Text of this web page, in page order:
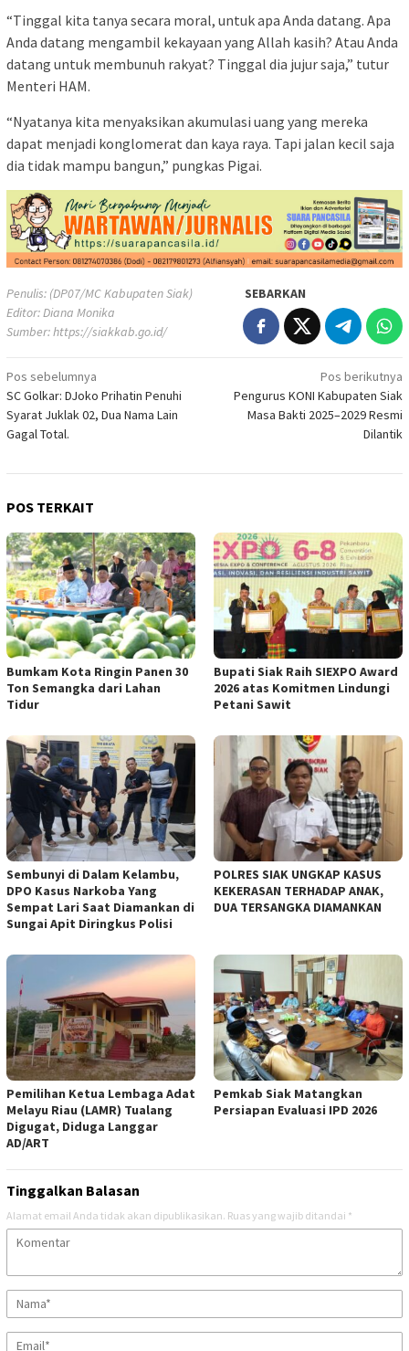
“Tinggal kita tanya secara moral, untuk apa Anda datang. Apa
Anda datang mengambil kekayaan yang Allah kasih? Atau Anda
datang untuk membunuh rakyat? Tinggal dia jujur saja,” tutur
Menteri HAM.
“Nyatanya kita menyaksikan akumulasi uang yang mereka
dapat menjadi konglomerat dan kaya raya. Tapi jalan kecil saja
dia tidak mampu bangun,” pungkas Pigai.
Penulis: (DP07/MC Kabupaten Siak)
Editor: Diana Monika
Sumber:https://siakkab.go.id/
SEBARKAN
Navigasi
pos
Pos sebelumnya
SC Golkar: DJoko Prihatin Penuhi
Syarat Juklak 02, Dua Nama Lain
Gagal Total.
Pos berikutnya
Pengurus KONI Kabupaten Siak
Masa Bakti 2025–2029 Resmi
Dilantik
POS TERKAIT
Bumkam Kota Ringin Panen 30
Ton Semangka dari Lahan
Tidur
Bupati Siak Raih SIEXPO Award
2026 atas Komitmen Lindungi
Petani Sawit
Sembunyi di Dalam Kelambu,
DPO Kasus Narkoba Yang
Sempat Lari Saat Diamankan di
Sungai Apit Diringkus Polisi
POLRES SIAK UNGKAP KASUS
KEKERASAN TERHADAP ANAK,
DUA TERSANGKA DIAMANKAN
Pemilihan Ketua Lembaga Adat
Melayu Riau (LAMR) Tualang
Digugat, Diduga Langgar
AD/ART
Pemkab Siak Matangkan
Persiapan Evaluasi IPD 2026
Tinggalkan Balasan
Alamat email Anda tidak akan dipublikasikan. Ruas yang wajib ditandai *